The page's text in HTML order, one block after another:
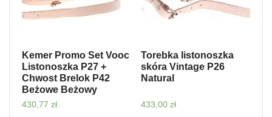
Kemer Promo Set Vooc
Listonoszka P27 +
Chwost Brelok P42
Beżowe Beżowy
430,77 zł
Torebka listonoszka
skóra Vintage P26
Natural
433,00 zł